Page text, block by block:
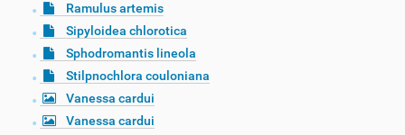
Ramulus artemis
Sipyloidea chlorotica
Sphodromantis lineola
Stilpnochlora couloniana
Vanessa cardui
Vanessa cardui